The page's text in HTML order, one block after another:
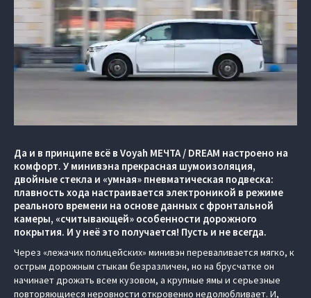
Да и в принципе всё в Voyah МЕЧТА / DREAM настроено на
комфорт. У минивэна прекрасная шумоизоляция,
двойные стекла и «умная» пневматическая подвеска:
плавность хода настраивается электроникой в режиме
реального времени на основе данных с фронтальной
камеры, «считывающей» особенности дорожного
покрытия. И у неё это получается! Пусть и не всегда.
Через «лежачих полицейских» минивэн переваливается мягко, к
острым дорожным стыкам безразличен, но на брусчатке он
начинает дрожать всем кузовом, а крупные ямы и серьезные
повторяющиеся неровности откровенно недолюбливает. И,